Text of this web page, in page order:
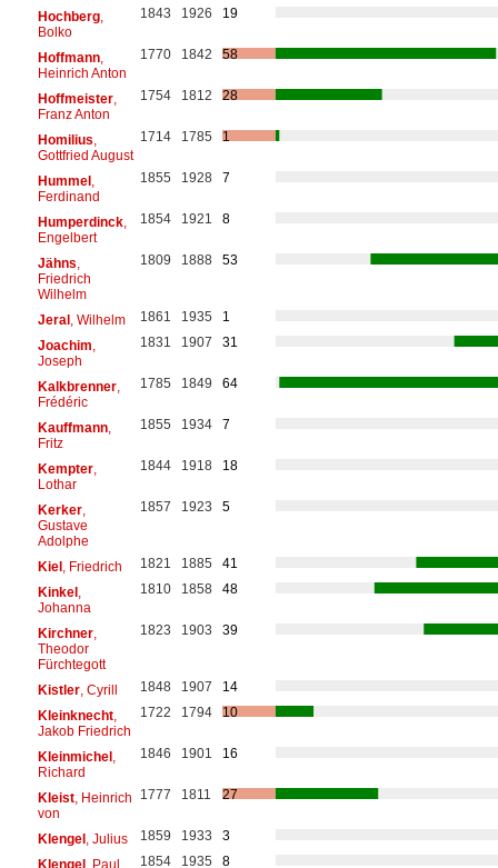
Hochberg,
Bolko
1843 1926 19
Hoffmann,
Heinrich Anton
1770 1842 58
Hoffmeister,
Franz Anton
1754 1812 28
Homilius
Gottfried August
1714 1785 1
Hummel,
Ferdinand
1855 1928 7
Humperdinck,
Engelbert
1854 1921 8
Jähns
Friedrich
Wilhelm
1809 1888 53
Jeral, Wilhelm 1861 1935
1
Joachim
Joseph
1831 1907 31
Kalkbrenner,
Frédéric
1785 1849 64
Kauffmann,
Fritz
1855 1934 7
Kempter,
Lothar
1844 1918 18
Kerker,
Gustave
Adolphe
1857 1923 5
Kiel, Friedrich 1821 1885
41
Kinkel,
Johanna
1810 1858 48
Kirchner,
Theodor
Fürchtegott
1823 1903 39
Kistler, Cyrill 1848 1907
14
Kleinknecht,
Jakob Friedrich
1722 1794 10
Kleinmichel,
Richard
1846 1901 16
Kleist, Heinrich
von
1777 1811 27
Klengel, Julius 1859 1933
3
Klengel, Paul 1854 1935
8